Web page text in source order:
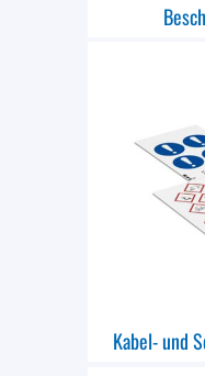
Kabel- und